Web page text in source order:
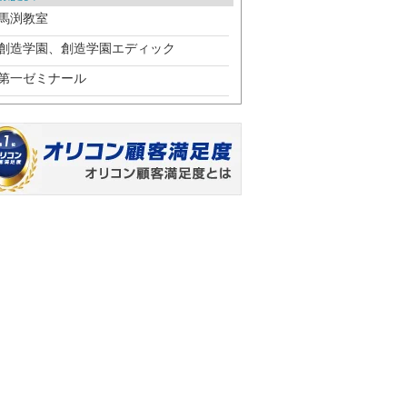
渕教室
造学園、創造学園エディック
一ゼミナール